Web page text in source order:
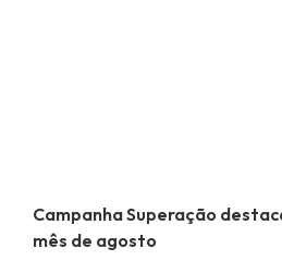
Campanha Superação
mês de agosto